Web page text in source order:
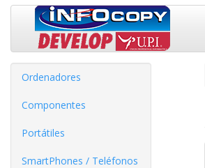
Ordenadores
Componentes
Portátiles
SmartPhones / Teléfonos